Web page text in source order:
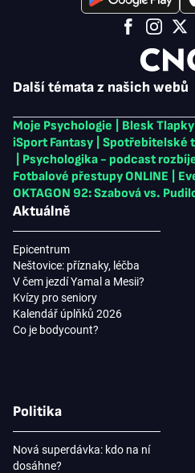
Další témata z našich webů
Moje Psychologie Blesk Tlapky
iSport Fantasy
Spotřebitelské
Psychologika - podcast
Fotbalové přestupy ONLINE
OKTAGON 92: Szabová vs.
Aktuálně
Epicentrum
Neštovice: příznaky, léčba
V čem jezdí Yamal a Mesii?
Kvízy pro seniory
Kalendář úplňků 2026
Co je bodycount?
Politika
Nová superdávka: kdo na ní
dosáhne?